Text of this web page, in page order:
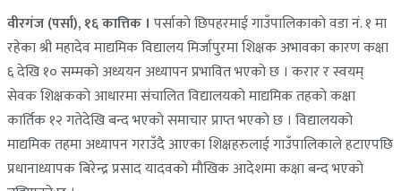
वीरगंज (पर्सा), १६ कात्तिक । पर्साकाे छिपहरमाई गाउँपालिकाकाे वडा नं. १ मा
रहेका श्री महादेव माद्यमिक विद्यालय मिर्जापुरमा शिक्षक अभावका कारण कक्षा
६ देखि १० सम्मकाे अध्ययन अध्यापन प्रभावित भएकाे छ । करार र स्वयम्
सेवक शिक्षककाे आधारमा संचालित विद्यालयकाे माद्यमिक तहकाे कक्षा
कार्तिक १२ गतेदेखि बन्द भएकाे समाचार प्राप्त भएकाे छ । विद्यालयकाे
माद्यमिक तहमा अध्यापन गराउँदै आएका शिक्षहरुलाई गाउँपालिकाले हटाएपछि
प्रधानाध्यापक बिरेन्द्र प्रसाद यादवकाे माैखिक आदेशमा कक्षा बन्द भएकाे